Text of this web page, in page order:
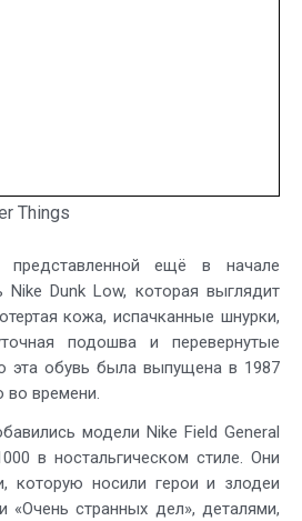
Things
представленной ещё в начале
Nike Dunk Low, которая выглядит
кожа, испачканные шнурки,
подошва и перевернутые
эта обувь была выпущена в 1987
во времени.
модели Nike Field General
в ностальгическом стиле. Они
которую носили герои и злодеи
«Очень странных дел», деталями,